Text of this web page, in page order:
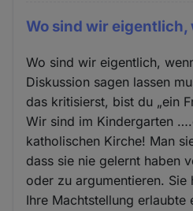
Wo sind wir eigentlich,
Wo sind wir eigentlich,
Diskussion sagen lassen
das kritisierst, bist du „ein
Wir sind im Kindergarten
katholischen Kirche! Man
dass sie nie gelernt haben
oder zu argumentieren. Sie
Ihre Machtstellung erlaubte